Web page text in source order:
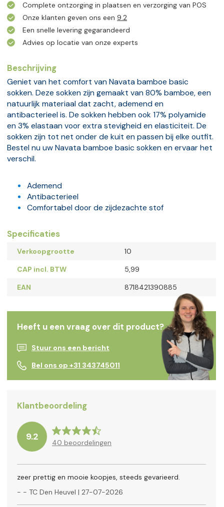
Complete ontzorging in plaatsen en verzorging van POS
Onze klanten geven ons een 9.2
Een snelle levering gegarandeerd
Advies op locatie van onze experts
Beschrijving
Geniet van het comfort van Navata bamboe basic
sokken. Deze sokken zijn gemaakt van 80% bamboe, een
natuurlijk materiaal dat zacht, ademend en
antibacterieel is. De sokken hebben ook 17% polyamide
en 3% elastaan voor extra stevigheid en elasticiteit. De
sokken zijn tot net onder de kuit en passen bij elke outfit.
Bestel nu uw Navata bamboe basic sokken en ervaar het
verschil.
Ademend
Antibacterieel
Comfortabel door de zijdezachte stof
Specificaties
Verkoopgrootte
10
CAP incl. BTW
5,99
EAN
8718421390885
Heeft u een vraag over dit product?
Stuur ons een bericht
Bel ons op +31 343745011
Klantbeoordeling
9.2
40 beoordelingen
zeer prettig en mooie koopjes, steeds gevarieerd.
- - TC Den Heuvel | 27-07-2026